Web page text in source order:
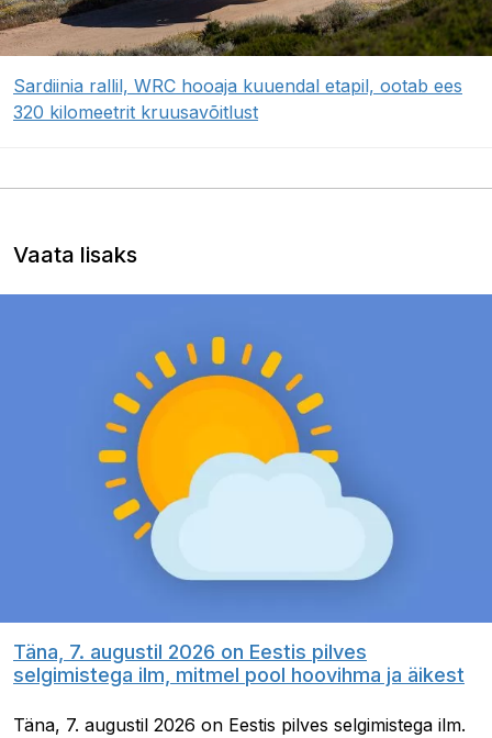
Sardiinia rallil, WRC hooaja kuuendal etapil, ootab ees
320 kilomeetrit kruusavõitlust
Vaata lisaks
Täna, 7. augustil 2026 on Eestis pilves
selgimistega ilm, mitmel pool hoovihma ja äikest
Täna, 7. augustil 2026 on Eestis pilves selgimistega ilm.